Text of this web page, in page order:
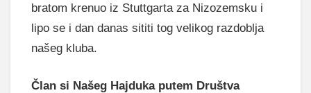
bratom krenuo iz Stuttgarta za Nizozemsku i
lipo se i dan danas sititi tog velikog razdoblja
našeg kluba.
Član si Našeg Hajduka putem Društva